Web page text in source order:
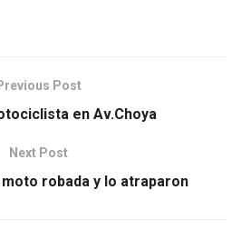
Post
en Av.Choya
Next Post
moto robada y lo atraparon